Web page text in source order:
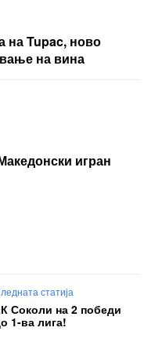
на Tupac, ново
на вина
игран
статија
Соколи на 2 победи
1-ва лига!